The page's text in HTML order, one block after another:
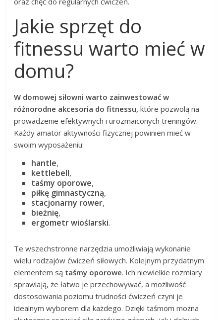
Jakie sprzęt do
fitnessu warto mieć w
domu?
W domowej siłowni warto zainwestować w
różnorodne akcesoria do fitnessu, które pozwolą na
prowadzenie efektywnych i urozmaiconych treningów.
Każdy amator aktywności fizycznej powinien mieć w
swoim wyposażeniu:
hantle,
kettlebell,
taśmy oporowe,
piłkę gimnastyczną,
stacjonarny rower,
bieżnię,
ergometr wioślarski.
Te wszechstronne narzędzia umożliwiają wykonanie
wielu rodzajów ćwiczeń siłowych. Kolejnym przydatnym
elementem są taśmy oporowe. Ich niewielkie rozmiary
sprawiają, że łatwo je przechowywać, a możliwość
dostosowania poziomu trudności ćwiczeń czyni je
idealnym wyborem dla każdego. Dzięki taśmom można